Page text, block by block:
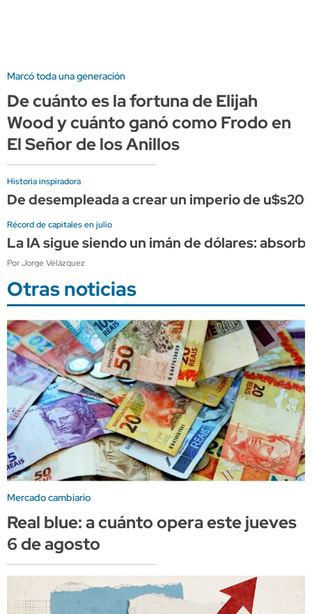
Marcó toda una generación
De cuánto es la fortuna de Elijah
Wood y cuánto ganó como Frodo en
El Señor de los Anillos
Historia inspiradora
De desempleada a crear un imperio de
Récord de capitales en julio
La IA sigue siendo un imán de dólares:
Por Jorge Velázquez
Otras noticias
Mercado cambiario
Real blue: a cuánto opera este jueves
6 de agosto